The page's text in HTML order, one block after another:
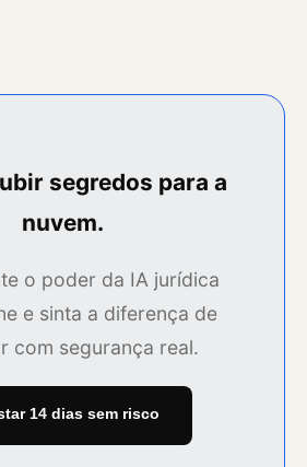
segredos para a
nuvem.
o poder da IA jurídica
e sinta a diferença de
com segurança real.
14 dias sem risco